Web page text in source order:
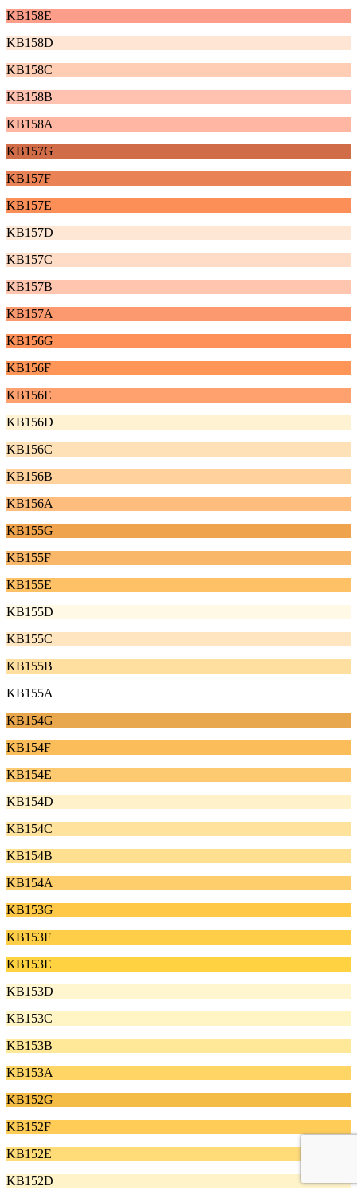
KB158E
KB158D
KB158C
KB158B
KB158A
KB157G
KB157F
KB157E
KB157D
KB157C
KB157B
KB157A
KB156G
KB156F
KB156E
KB156D
KB156C
KB156B
KB156A
KB155G
KB155F
KB155E
KB155D
KB155C
KB155B
KB155A
KB154G
KB154F
KB154E
KB154D
KB154C
KB154B
KB154A
KB153G
KB153F
KB153E
KB153D
KB153C
KB153B
KB153A
KB152G
KB152F
KB152E
KB152D